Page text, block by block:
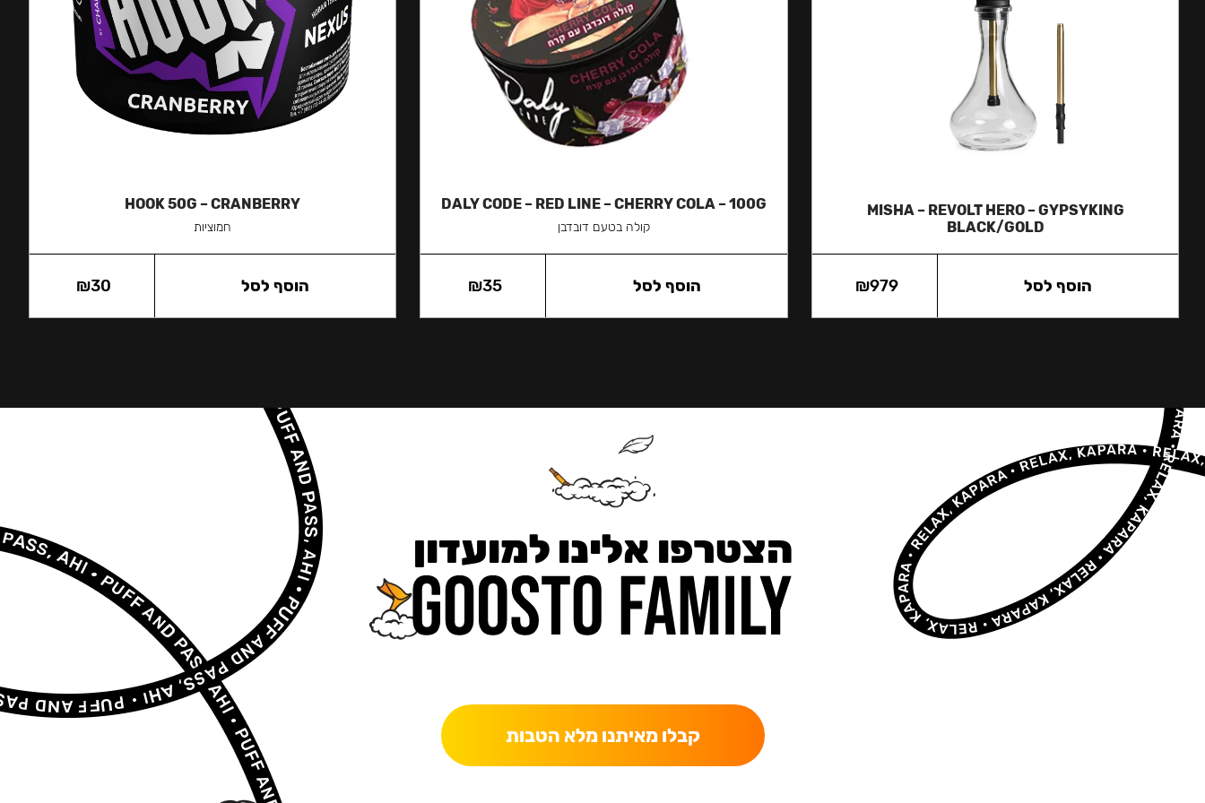
MISHA – REVOLT HERO – GYPSYKING
BLACK/GOLD
₪979 הוסף לסל
DALY CODE – RED LINE – CHERRY COLA – 100G
קולה בטעם דובדבן
₪35 הוסף לסל
HOOK 50G – CRANBERRY
חמוציות
₪30 הוסף לסל
הצטרפו אלינו למועדון
קבלו מאיתנו מלא הטבות